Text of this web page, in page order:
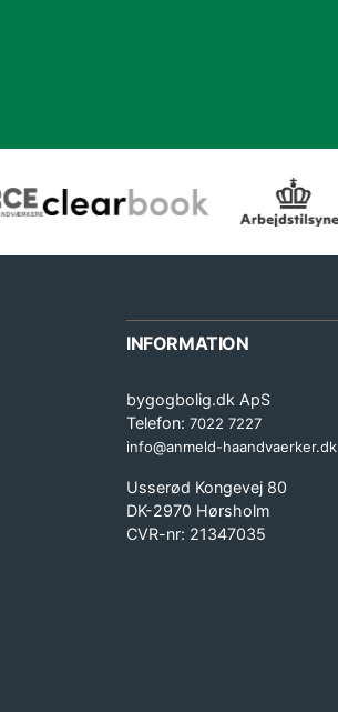
INFORMATION
bygogbolig.dk ApS
Telefon: 7022 7227
info@anmeld-haandvaerker.dk
Usserød Kongevej 80
DK-2970 Hørsholm
CVR-nr: 21347035